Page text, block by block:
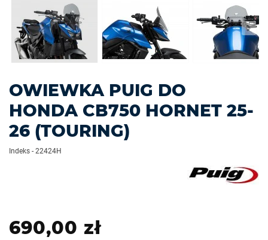
OWIEWKA PUIG DO
HONDA CB750 HORNET 25-
26 (TOURING)
Indeks - 22424H
690,00 zł